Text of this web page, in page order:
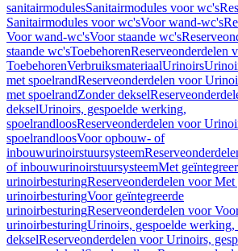
sanitairmodulesSanitairmodules voor wc's
Sanitairmodules voor wc'sVoor wand-wc's
Voor wand-wc'sVoor staande wc's
staande wc'sToebehorenReserveonderdelen
ToebehorenVerbruiksmateriaalUrinoirs
met spoelrandReserveonderdelen voor
met spoelrandZonder deksel
dekselUrinoirs, gespoelde werking,
spoelrandloosReserveonderdelen voor
spoelrandloosVoor opbouw- of
inbouwurinoirstuursysteem
of inbouwurinoirstuursysteemMet
urinoirbesturingReserveonderdelen voor Met
urinoirbesturingVoor geïntegreerde
urinoirbesturingReserveonderdelen voor
urinoirbesturingUrinoirs, gespoelde
dekselReserveonderdelen voor Urinoirs,